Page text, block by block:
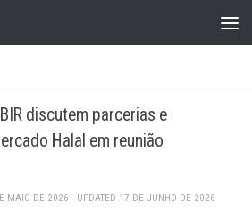
discutem parcerias e
Halal em reunião
MAIO DE 2026 · UPDATED 17 DE JUNHO DE 2026